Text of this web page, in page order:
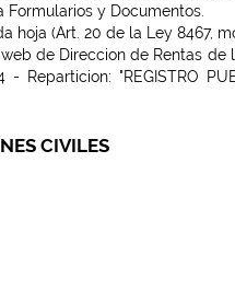
y Documentos.
hoja (Art. 20 de la Ley 8467,
de Direccion de Rentas de
- Reparticion: "REGISTRO
CIVILES